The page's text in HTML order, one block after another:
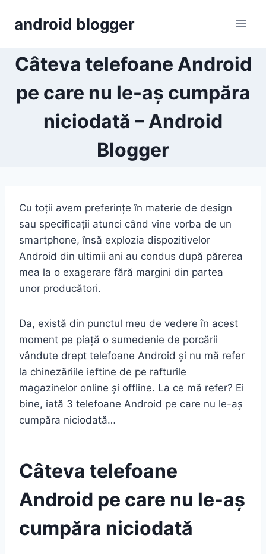
android blogger
Câteva telefoane Android
pe care nu le-aș cumpăra
niciodată – Android
Blogger
Cu toții avem preferințe în materie de design
sau specificații atunci când vine vorba de un
smartphone, însă explozia dispozitivelor
Android din ultimii ani au condus după părerea
mea la o exagerare fără margini din partea
unor producători.
Da, există din punctul meu de vedere în acest
moment pe piață o sumedenie de porcării
vândute drept telefoane Android și nu mă refer
la chinezăriile ieftine de pe rafturile
magazinelor online și offline. La ce mă refer? Ei
bine, iată 3 telefoane Android pe care nu le-aș
cumpăra niciodată…
Câteva telefoane
Android pe care nu le-aș
cumpăra niciodată